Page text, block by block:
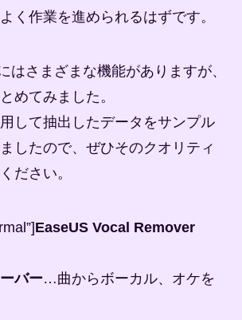
く作業を進められるはずです。
はさまざまな機能がありますが、
めてみました。
して抽出したデータをサンプル
したので、ぜひそのクオリティ
ださい。
EaseUS Vocal Remover
バー…曲からボーカル、オケを